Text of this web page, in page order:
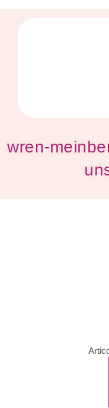
wren-